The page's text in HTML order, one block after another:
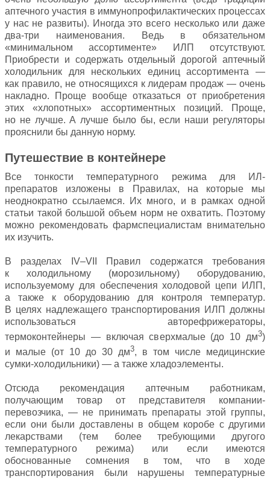
аптечного участия в иммунопрофилактических процессах
у нас не развиты). Иногда это всего несколько или даже
два-три наименования. Ведь в обязательном
«минимальном ассортименте» ИЛП отсутствуют.
Приобрести и содержать отдельный дорогой аптечный
холодильник для нескольких единиц ассортимента —
как правило, не относящихся к лидерам продаж — очень
накладно. Проще вообще отказаться от приобретения
этих «хлопотных» ассортиментных позиций. Проще,
но не лучше. А лучше было бы, если наши регуляторы
прояснили бы данную норму.
Путешествие в контейнере
Все тонкости температурного режима для ИЛ-
препаратов изложены в Правилах, на которые мы
неоднократно ссылаемся. Их много, и в рамках одной
статьи такой большой объем норм не охватить. Поэтому
можно рекомендовать фармспециалистам внимательно
их изучить.
В разделах IV–VII Правил содержатся требования
к холодильному (морозильному) оборудованию,
используемому для обеспечения холодовой цепи ИЛП,
а также к оборудованию для контроля температур.
В целях надлежащего транспортирования ИЛП должны
использоваться авторефрижераторы,
термоконтейнеры — включая сверхмалые (до 10 дм3)
и малые (от 10 до 30 дм3, в том числе медицинские
сумки-холодильники) — а также хладоэлементы.
Отсюда рекомендация аптечным работникам,
получающим товар от представителя компании-
перевозчика, — не принимать препараты этой группы,
если они были доставлены в общем коробе с другими
лекарствами (тем более требующими другого
температурного режима) или если имеются
обоснованные сомнения в том, что в ходе
транспортирования были нарушены температурные